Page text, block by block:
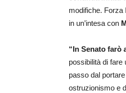
modifiche. Forza
in un’intesa con
“In Senato farò
possibilità di fare
passo dal
ostruzionismo e